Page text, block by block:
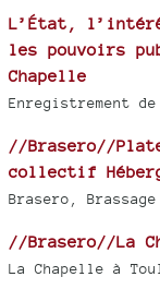
L’État,
les pouvoirs
Chapelle
Enregistrement
//Brasero//
collectif
Brasero,
//Brasero//La
La Chapelle à